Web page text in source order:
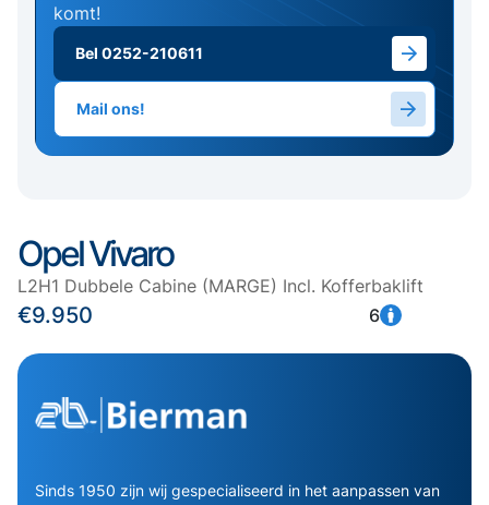
komt!
Bel 0252-210611
Mail ons!
Opel Vivaro
L2H1 Dubbele Cabine (MARGE) Incl. Kofferbaklift
€9.950 6
Sinds 1950 zijn wij gespecialiseerd in het aanpassen van